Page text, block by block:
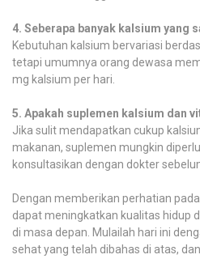
4. Seberapa banyak kalsium yang
Kebutuhan kalsium bervariasi
tetapi umumnya orang dewasa
mg kalsium per hari.
5. Apakah suplemen kalsium dan
Jika sulit mendapatkan cukup
makanan, suplemen mungkin
konsultasikan dengan dokter
Dengan memberikan perhatian
dapat meningkatkan kualitas hidup
di masa depan. Mulailah hari ini
sehat yang telah dibahas di atas,